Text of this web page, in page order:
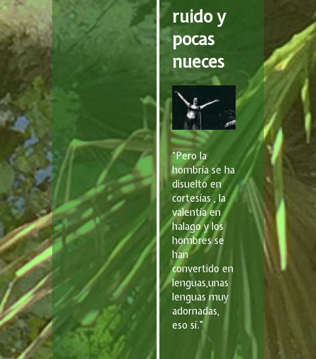
ruido y
pocas
nueces
“Pero la
hombría se ha
disuelto en
cortesías , la
valentía en
halago y los
hombres se
han
convertido en
lenguas,unas
lenguas muy
adornadas,
eso sí.”